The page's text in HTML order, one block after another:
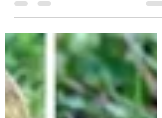
Pilzwelt des Taunus. Während unsere 3
stündigen Tour wurde allerlei pilziges
gefunden und besprochen. Mit
geballten Intresse an Pilzen entdeckten
wir einige sehr interessante für einige
nicht ganz alltägliche Arten. Zum
Abschluss gab es noch eine Einkehr in
ein Wanderlokal mit leckerem Essen